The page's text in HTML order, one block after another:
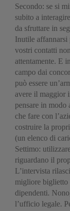
Secondo: se si
subito a
da sfruttare in
Inutile affannarsi
vostri contatti
attentamente. E
campo dai
può essere
avere il maggior
pensare in modo
che fare con
costruire la
(un elenco di
Settimo:
riguardano il
L’intervista
migliore biglietto
dipendenti.
l’ufficio legale.